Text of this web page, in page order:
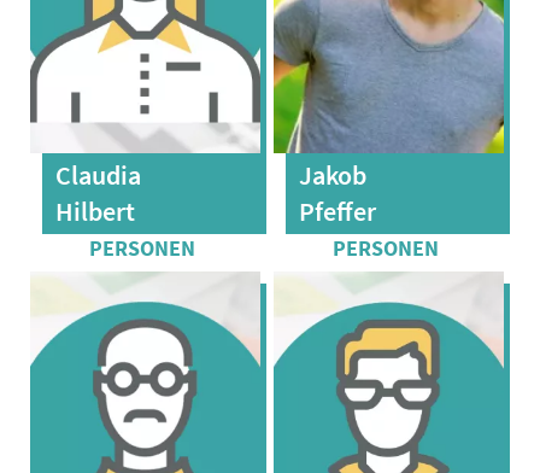
Claudia
Hilbert
Jakob
Pfeffer